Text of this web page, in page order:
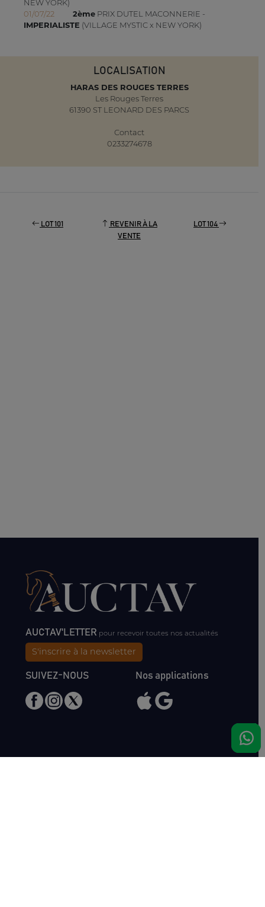
NEW YORK)
01/07/22
2èmePRIX DUTEL MACONNERIE -
IMPERIALISTE (VILLAGE MYSTIC x NEW YORK)
LOCALISATION
HARAS DES ROUGES TERRES
Les Rouges Terres
61390 ST LEONARD DES PARCS
Contact
0233274678
LOT 101
REVENIR À LA
VENTE
LOT 104
AUCTAV'LETTER pour recevoir toutes nos actualités
S'inscrire à la newsletter
SUIVEZ-NOUS Nos applications